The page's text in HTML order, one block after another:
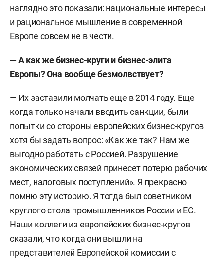
наглядно это показали: национальные интересы
и рациональное мышление в современной
Европе совсем не в чести.
— А как же бизнес-круги и бизнес-элита
Европы? Она вообще безмолвствует?
— Их заставили молчать еще в 2014 году. Еще
когда только начали вводить санкции, были
попытки со стороны европейских бизнес-кругов
хотя бы задать вопрос: «Как же так? Нам же
выгодно работать с Россией. Разрушение
экономических связей принесет потерю рабочих
мест, налоговых поступлений». Я прекрасно
помню эту историю. Я тогда был советником
круглого стола промышленников России и ЕС.
Наши коллеги из европейских бизнес-кругов
сказали, что когда они вышли на
представителей Европейской комиссии с